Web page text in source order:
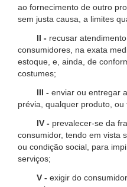
ao fornecimento de outro
sem justa causa, a limites
II - recusar
consumidores, na exata
estoque, e, ainda, de
costumes;
III - enviar ou entregar
prévia, qualquer produto,
IV - prevalecer-se da
consumidor, tendo em vista
ou condição social, para
serviços;
V - exigir do